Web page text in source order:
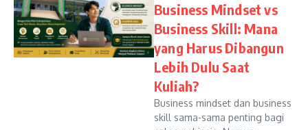
Business Mindset vs
Business Skill: Mana
yang Harus Dibangun
Lebih Dulu Saat
Kuliah?
Business mindset dan business
skill sama-sama penting bagi